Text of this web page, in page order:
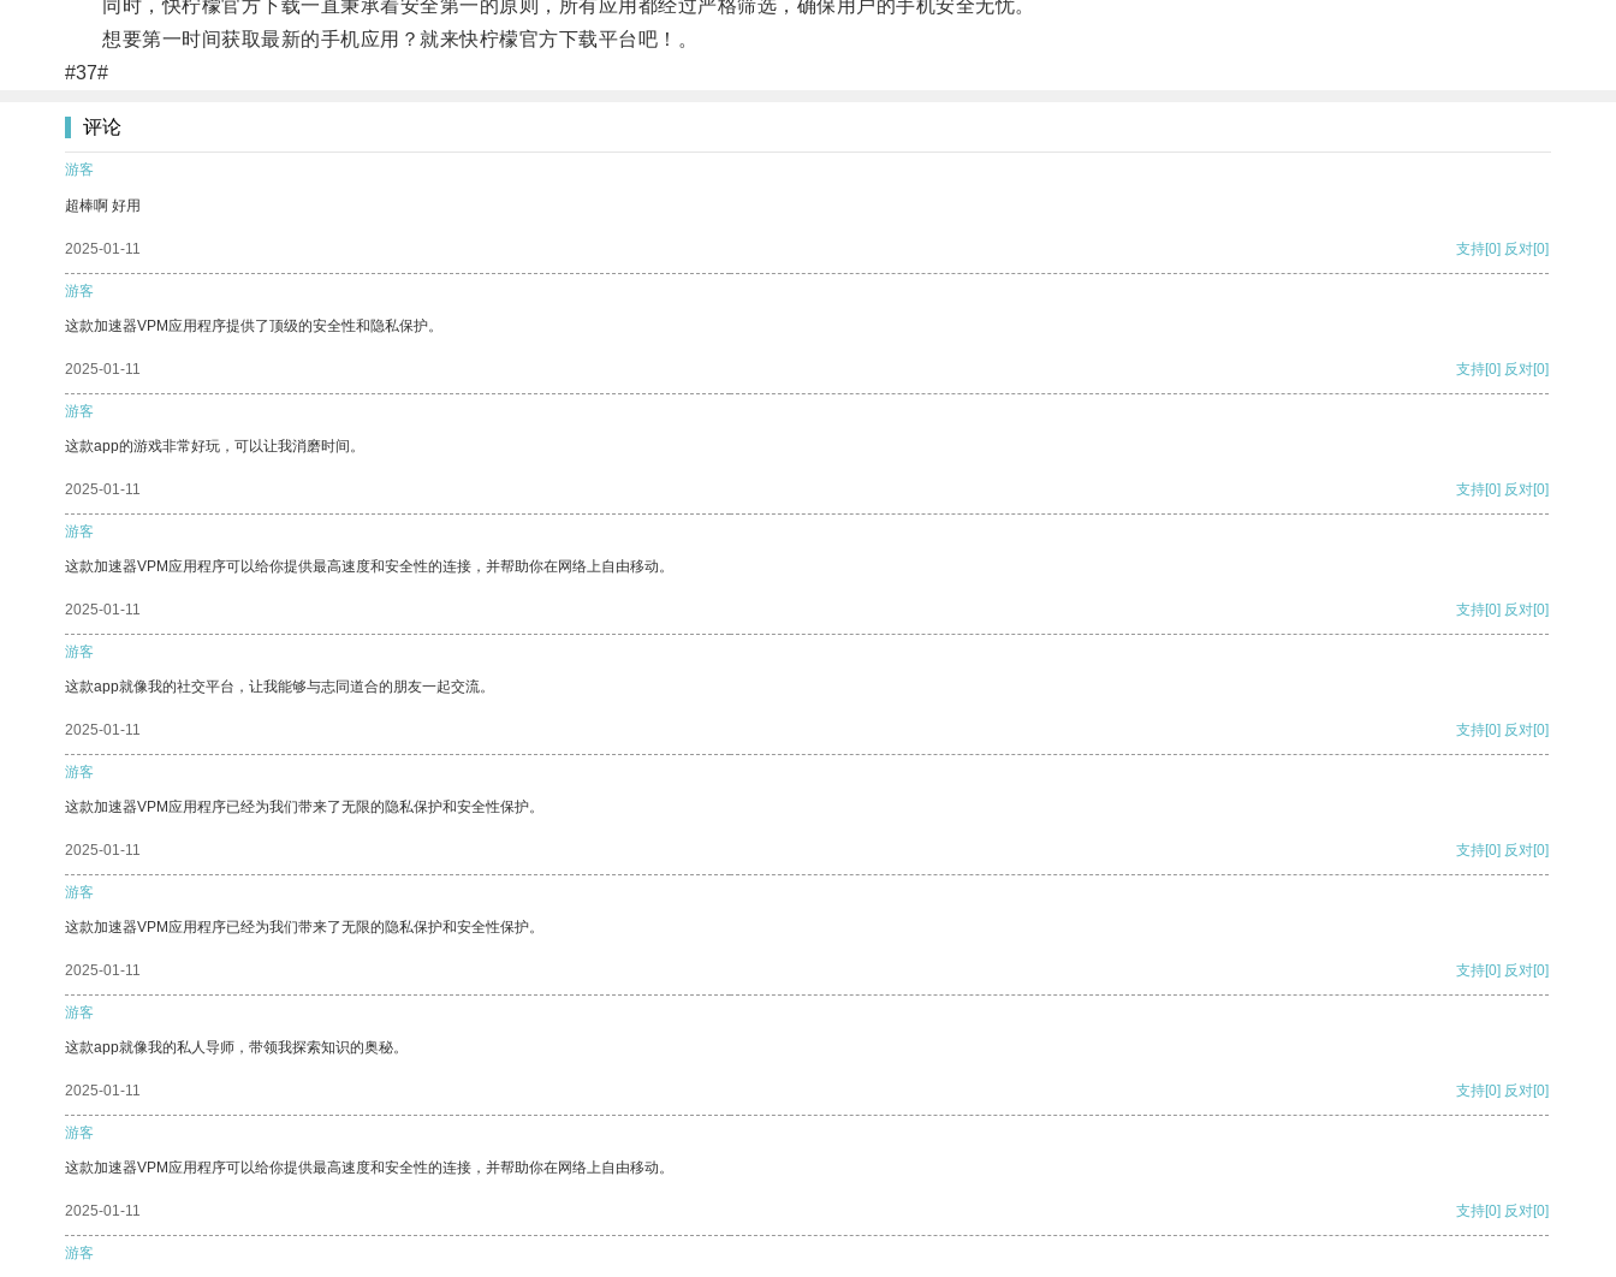
同时，快柠檬官方下载一直秉承着安全第一的原则，所有应用都经过严格筛选，确保用户的手机安全无忧。
想要第一时间获取最新的手机应用？就来快柠檬官方下载平台吧！。
#37#
评论
游客
超棒啊 好用
2025-01-11 支持[0] 反对[0]
游客
这款加速器VPM应用程序提供了顶级的安全性和隐私保护。
2025-01-11 支持[0] 反对[0]
游客
这款app的游戏非常好玩，可以让我消磨时间。
2025-01-11 支持[0] 反对[0]
游客
这款加速器VPM应用程序可以给你提供最高速度和安全性的连接，并帮助你在网络上自由移动。
2025-01-11 支持[0] 反对[0]
游客
这款app就像我的社交平台，让我能够与志同道合的朋友一起交流。
2025-01-11 支持[0] 反对[0]
游客
这款加速器VPM应用程序已经为我们带来了无限的隐私保护和安全性保护。
2025-01-11 支持[0] 反对[0]
游客
这款加速器VPM应用程序已经为我们带来了无限的隐私保护和安全性保护。
2025-01-11 支持[0] 反对[0]
游客
这款app就像我的私人导师，带领我探索知识的奥秘。
2025-01-11 支持[0] 反对[0]
游客
这款加速器VPM应用程序可以给你提供最高速度和安全性的连接，并帮助你在网络上自由移动。
2025-01-11 支持[0] 反对[0]
游客